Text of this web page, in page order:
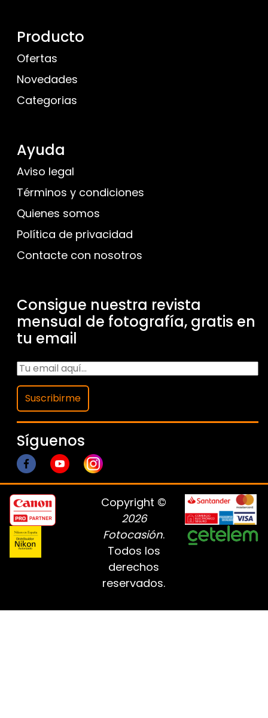
Producto
Ofertas
Novedades
Categorias
Ayuda
Aviso legal
Términos y condiciones
Quienes somos
Política de privacidad
Contacte con nosotros
Consigue nuestra revista
mensual de fotografía, gratis en
tu email
Suscribirme
Síguenos
Copyright ©
2026
Fotocasión.
Todos los
derechos
reservados.